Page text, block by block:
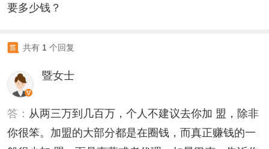
要多少钱？
共有 1 个回复
暨女士
答： 从两三万到几百万，个人不建议去你加 盟，除非
你很笨。加盟的大部分都是在圈钱，而真正赚钱的一